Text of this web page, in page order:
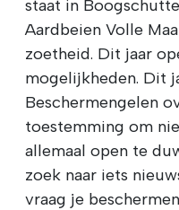
staat in
Aardbeien Volle
zoetheid. Dit jaar
mogelijkheden. Dit
Beschermengelen
toestemming om
allemaal open te
zoek naar iets
vraag je